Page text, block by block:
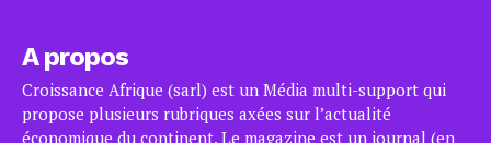
A propos
Croissance Afrique (sarl) est un Média multi-support qui
propose plusieurs rubriques axées sur l’actualité
économique du continent. Le magazine est un journal (en